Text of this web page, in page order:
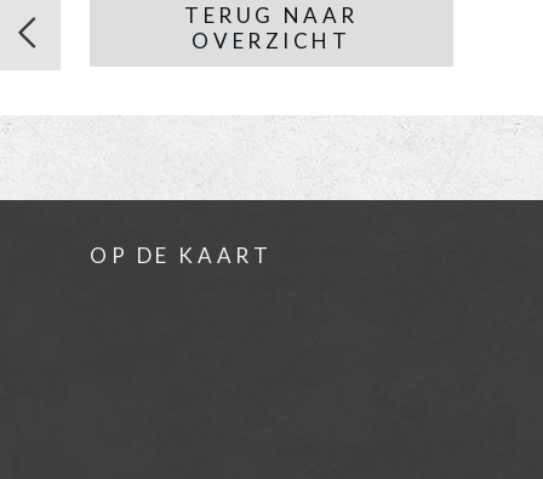
TERUG NAAR
OVERZICHT
OP DE KAART